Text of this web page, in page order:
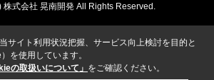
式会社 晃南開発 All Rights Reserved.
サイト利用状況把握、サービス向上検討を目的と
を使用しています。
の取扱いについて」 をご確認ください。